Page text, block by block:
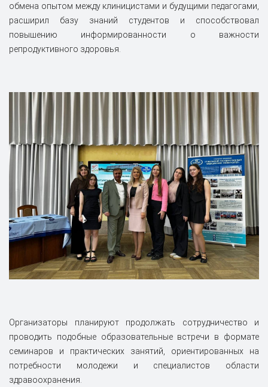
обмена опытом между клиницистами и будущими педагогами,
расширил базу знаний студентов и способствовал
повышению информированности о важности
репродуктивного здоровья.
Организаторы планируют продолжать сотрудничество и
проводить подобные образовательные встречи в формате
семинаров и практических занятий, ориентированных на
потребности молодежи и специалистов области
здравоохранения.